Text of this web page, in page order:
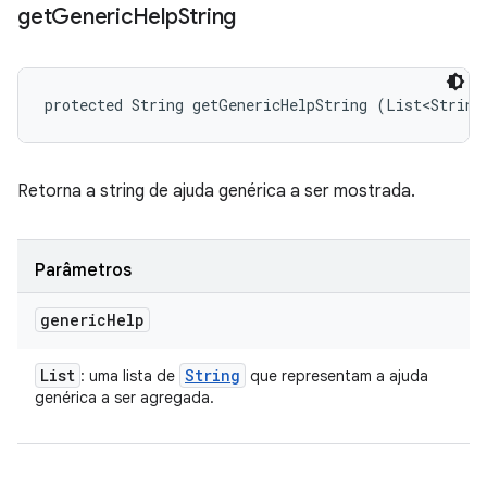
getGenericHelpString
protected String getGenericHelpString
Retorna a string de ajuda genérica a ser mostrada.
Parâmetros
genericHelp
List : uma lista de String que representam a ajuda
genérica a ser agregada.